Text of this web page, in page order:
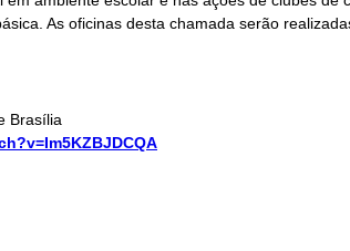
As oficinas desta chamada serão
Brasília